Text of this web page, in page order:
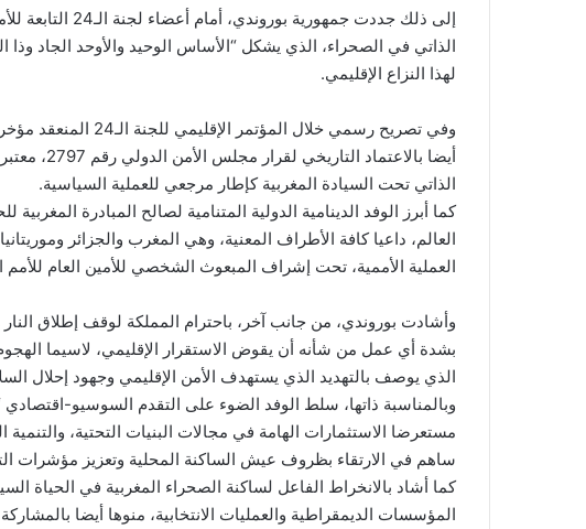
إلى ذلك جددت
الذاتي في الصحراء، الذي يشكل “الأساس الوحيد والأوحد الجاد
لهذا النزاع الإقليمي.
وفي تصريح رسمي خلال
أيضا
الذاتي تحت السيادة المغربية كإطار مرجعي للعملية السياسية.
العالم، داعيا كافة الأطراف المعنية، وهي المغرب والجزائر
العملية الأممية، تحت إشراف المبعوث الشخصي للأمين العام للأمم
وأشادت بوروندي، من جانب آخر، باحترام المملكة لوقف إطلاق النار
الذي يوصف بالتهديد الذي يستهدف الأمن الإقليمي وجهود إحلال
وبالمناسبة ذاتها، سلط الوفد الضوء على التقدم السوسيو-اقتصادي
مستعرضا الاستثمارات الهامة في مجالات البنيات التحتية، والتنمية
ساهم في الارتقاء بظروف عيش الساكنة المحلية وتعزيز مؤشرات
كما أشاد بالانخراط الفاعل لساكنة الصحراء المغربية في الحياة
المؤسسات الديمقراطية والعمليات الانتخابية، منوها أيضا